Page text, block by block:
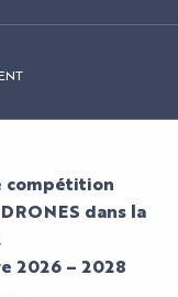
compétition
dans la
2026 – 2028